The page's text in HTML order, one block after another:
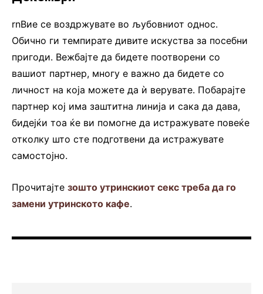
rnВие се воздржувате во љубовниот однос.
Обично ги темпирате дивите искуства за посебни
пригоди. Вежбајте да бидете поотворени со
вашиот партнер, многу е важно да бидете со
личност на која можете да ѝ верувате. Побарајте
партнер кој има заштитна линија и сака да дава,
бидејќи тоа ќе ви помогне да истражувате повеќе
отколку што сте подготвени да истражувате
самостојно.
Прочитајте зошто утринскиот секс треба да го
замени утринското кафе.